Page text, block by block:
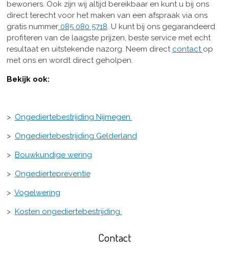
bewoners. Ook zijn wij altijd bereikbaar en kunt u bij ons
direct terecht voor het maken van een afspraak via ons
gratis nummer085 080 5718. U kunt bij ons gegarandeerd
profiteren van de laagste prijzen, beste service met echt
resultaat en uitstekende nazorg. Neem direct contact op
met ons en wordt direct geholpen.
Bekijk ook:
> Ongediertebestrijding Nijmegen
> Ongediertebestrijding Gelderland
> Bouwkundige wering
> Ongediertepreventie
> Vogelwering
> Kosten ongediertebestrijding
Contact